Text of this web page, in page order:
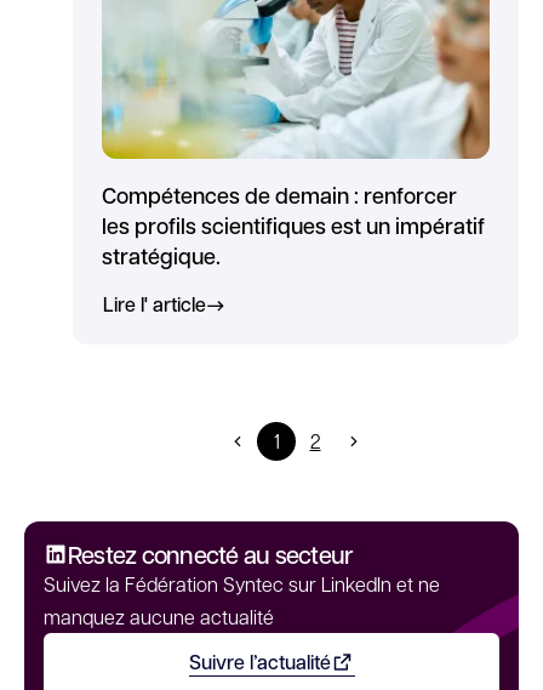
Compétences de demain : renforcer
les profils scientifiques est un impératif
stratégique.
Lire l' article
1 2
Restez connecté au secteur
Suivez la Fédération Syntec sur LinkedIn et ne
manquez aucune actualité
Suivre l’actualitéOuvrir dans un nouvel onglet